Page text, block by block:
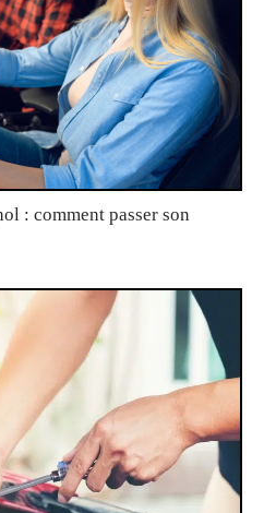
: comment passer son